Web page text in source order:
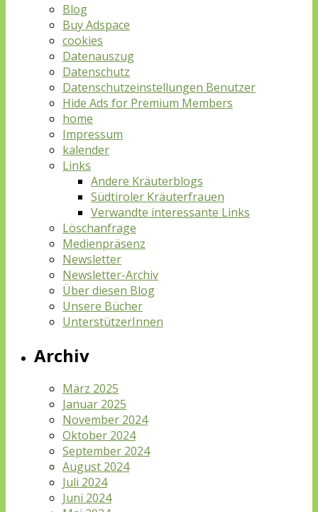
Blog
Buy Adspace
cookies
Datenauszug
Datenschutz
Datenschutzeinstellungen Benutzer
Hide Ads for Premium Members
home
Impressum
kalender
Links
Andere Kräuterblogs
Südtiroler Kräuterfrauen
Verwandte interessante Links
Löschanfrage
Medienpräsenz
Newsletter
Newsletter-Archiv
Über diesen Blog
Unsere Bücher
UnterstützerInnen
Archiv
März 2025
Januar 2025
November 2024
Oktober 2024
September 2024
August 2024
Juli 2024
Juni 2024